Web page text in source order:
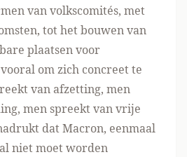
van volkscomités, met
tot het bouwen van
plaatsen voor
om zich concreet te
van afzetting, men
men spreekt van vrije
dat Macron, eenmaal
niet moet worden